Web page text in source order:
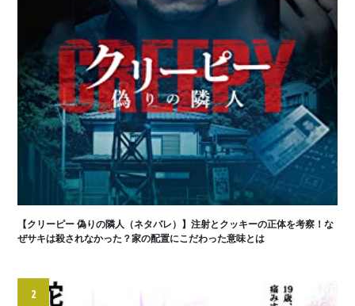
【クリーピー 偽りの隣人（ネタバレ）】注射とクッキーの正体を考察！な
ぜサキは殺されなかった？家の配置にこだわった意味とは
2